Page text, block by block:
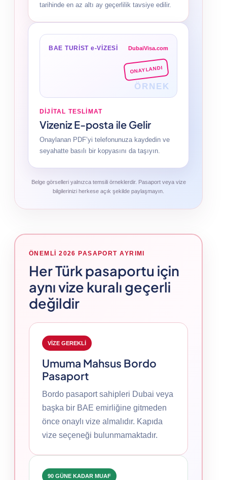
tarihinde en az altı ay geçerlilik tavsiye edilir.
BAE TURİST e-VİZESİ DubaiVisa.com
ONAYLANDI
ÖRNEK
DIJITAL TESLIMAT
Vizeniz E-posta ile Gelir
Onaylanan PDF’yi telefonunuza kaydedin ve
seyahatte basılı bir kopyasını da taşıyın.
Belge görselleri yalnızca temsili örneklerdir. Pasaport veya vize
bilgilerinizi herkese açık şekilde paylaşmayın.
ÖNEMLI 2026 PASAPORT AYRIMI
Her Türk pasaportu için
aynı vize kuralı geçerli
değildir
VİZE GEREKLİ
Umuma Mahsus Bordo
Pasaport
Bordo pasaport sahipleri Dubai veya
başka bir BAE emirliğine gitmeden
önce onaylı vize almalıdır. Kapıda
vize seçeneği bulunmamaktadır.
90 GÜNE KADAR MUAF